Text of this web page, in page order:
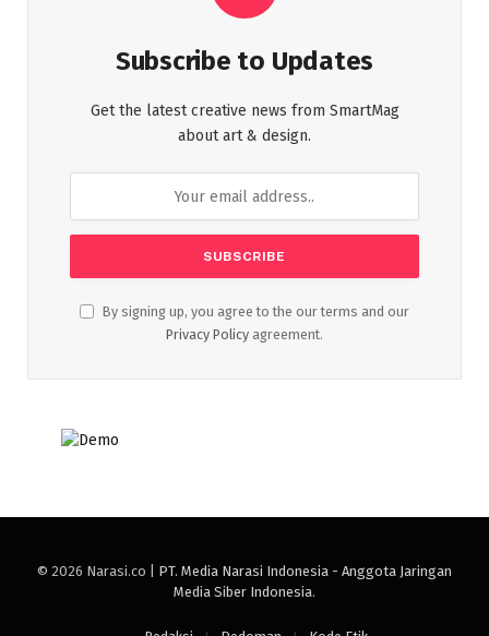
Subscribe to Updates
Get the latest creative news from SmartMag
about art & design.
By signing up, you agree to the our terms and our
Privacy Policy agreement.
© 2026 Narasi.co | PT. Media Narasi Indonesia - Anggota Jaringan
Media Siber Indonesia.